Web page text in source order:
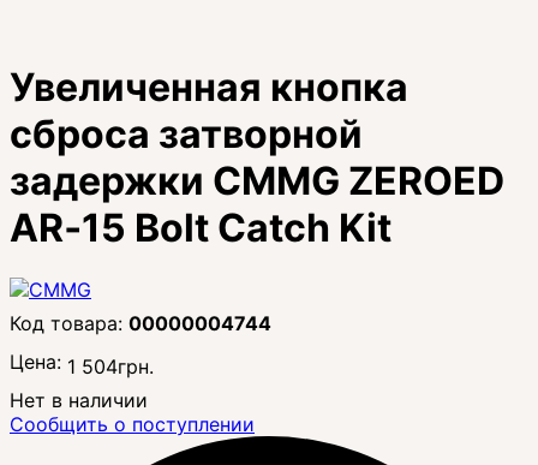
Увеличенная кнопка
сброса затворной
задержки CMMG ZEROED
AR‑15 Bolt Catch Kit
00000004744
Цена: 1 504грн.
Нет в наличии
Сообщить о поступлении